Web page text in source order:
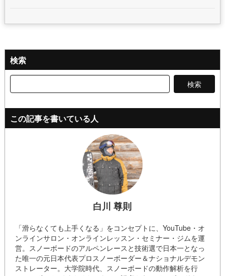
検索
この記事を書いている人
白川 尊則
「滑らなくても上手くなる」をコンセプトに、YouTube・オ
ンラインサロン・オンラインレッスン・セミナー・ジムを運
営。スノーボードのアルペンレースと技術選で日本一となっ
た唯一の元日本代表プロスノーボーダー＆ナショナルデモン
ストレーター。大学院時代、スノーボードの動作解析を行